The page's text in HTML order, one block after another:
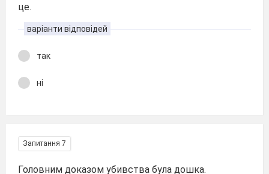
це.
варіанти відповідей
так
ні
Запитання 7
Головним доказом убивства була дошка.